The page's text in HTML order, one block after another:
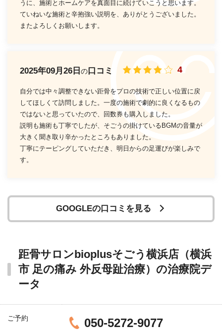
うに、施術とホームケアを真面目に続けていこうと思います。
ていねいな施術と辛抱強い説明を、ありがとうございました。
またよろしくお願いします。
2025年09月26日 の口コミ 4
自分では中々調整できない距骨をプロの技術で正しい位置に戻
してほしくて訪問しました。一度の施術で劇的に良くなるもの
ではないと思っていたので、回数券も購入しました。
説明も施術も丁寧でしたが、そごうの掛けているBGMの音量が
大きく聞き取り辛かったところもありました。
丁寧にテーピングしていただき、明日からの足運びが楽しみで
す。
GOOGLEの口コミを見る
距骨サロンbioplusそごう横浜店（横浜
市 足の痛み 外反母趾治療）の治療院デ
ータ
ご予約 050-5272-9077